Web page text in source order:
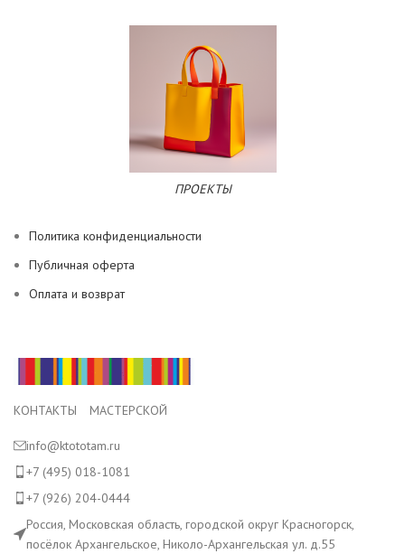
ПРОЕКТЫ
Политика конфиденциальности
Публичная оферта
Оплата и возврат
КОНТАКТЫ МАСТЕРСКОЙ
info@ktototam.ru
+7 (495) 018-1081
+7 (926) 204-0444
Россия, Московская область, городской округ Красногорск,
посёлок Архангельское, Николо-Архангельская ул. д.55